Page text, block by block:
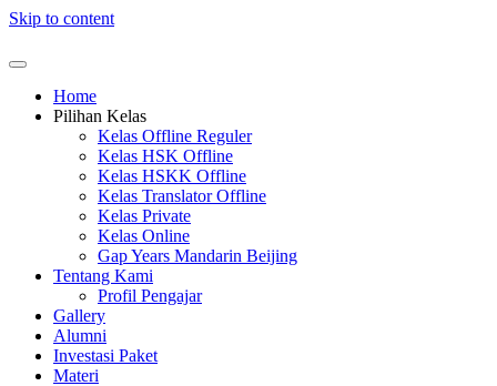
Skip to content
Home
Pilihan Kelas
Kelas Offline Reguler
Kelas HSK Offline
Kelas HSKK Offline
Kelas Translator Offline
Kelas Private
Kelas Online
Gap Years Mandarin Beijing
Tentang Kami
Profil Pengajar
Gallery
Alumni
Investasi Paket
Materi